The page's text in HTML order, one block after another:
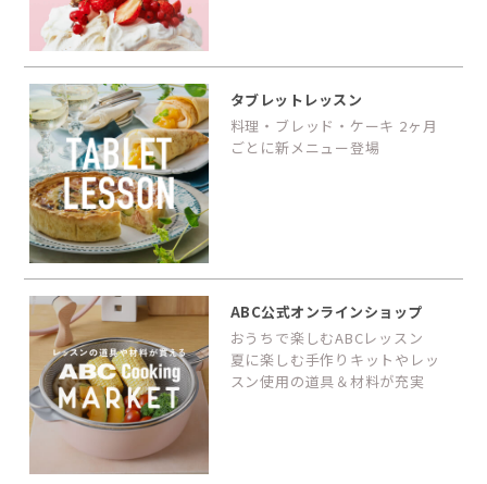
タブレットレッスン
料理・ブレッド・ケーキ 2ヶ月
ごとに新メニュー登場
ABC公式オンラインショップ
おうちで楽しむABCレッスン
夏に楽しむ手作りキットやレッ
スン使用の道具＆材料が充実